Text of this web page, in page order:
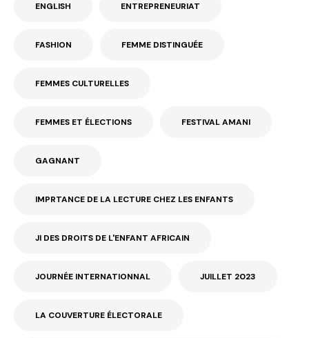
ENGLISH ENTREPRENEURIAT
FASHION FEMME DISTINGUÉE
FEMMES CULTURELLES
FEMMES ET ÉLECTIONS FESTIVAL AMANI
GAGNANT
IMPRTANCE DE LA LECTURE CHEZ LES ENFANTS
JI DES DROITS DE L'ENFANT AFRICAIN
JOURNÉE INTERNATIONNAL JUILLET 2023
LA COUVERTURE ÉLECTORALE